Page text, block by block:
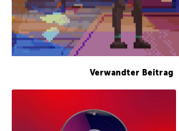
Verwandter Beitrag